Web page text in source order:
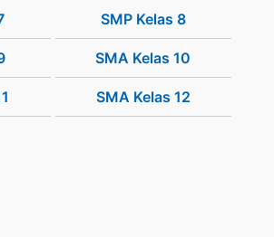
SMP Kelas 8
SMA Kelas 10
SMA Kelas 12